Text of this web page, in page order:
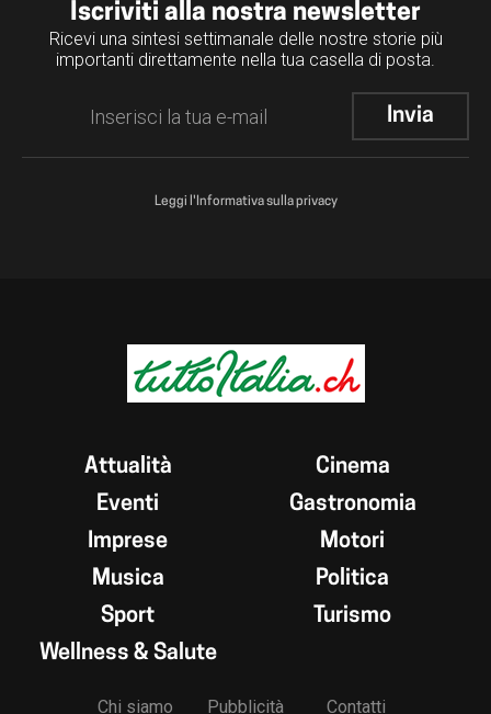
Iscriviti alla nostra newsletter
Ricevi una sintesi settimanale delle nostre storie più
importanti direttamente nella tua casella di posta.
Leggi l'Informativa sulla privacy
Attualità
Cinema
Eventi
Gastronomia
Imprese
Motori
Musica
Politica
Sport
Turismo
Wellness & Salute
Chi siamo Pubblicità Contatti